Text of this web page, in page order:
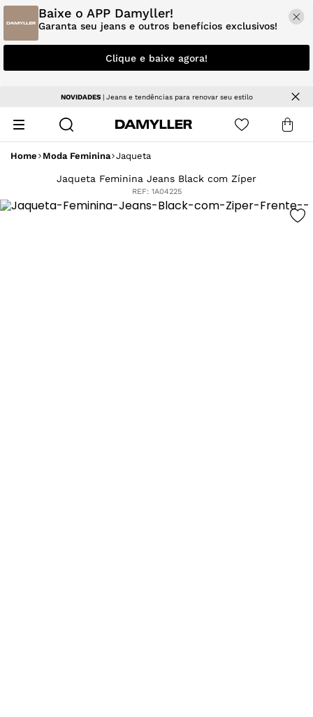
Baixe o APP Damyller!
Garanta seu jeans e outros benefícios exclusivos!
Clique e baixe agora!
NOVIDADES| Jeans e tendências para renovar seu estilo
Home Moda Feminina Jaqueta
Jaqueta Feminina Jeans Black com Zíper
REF: 1A04225